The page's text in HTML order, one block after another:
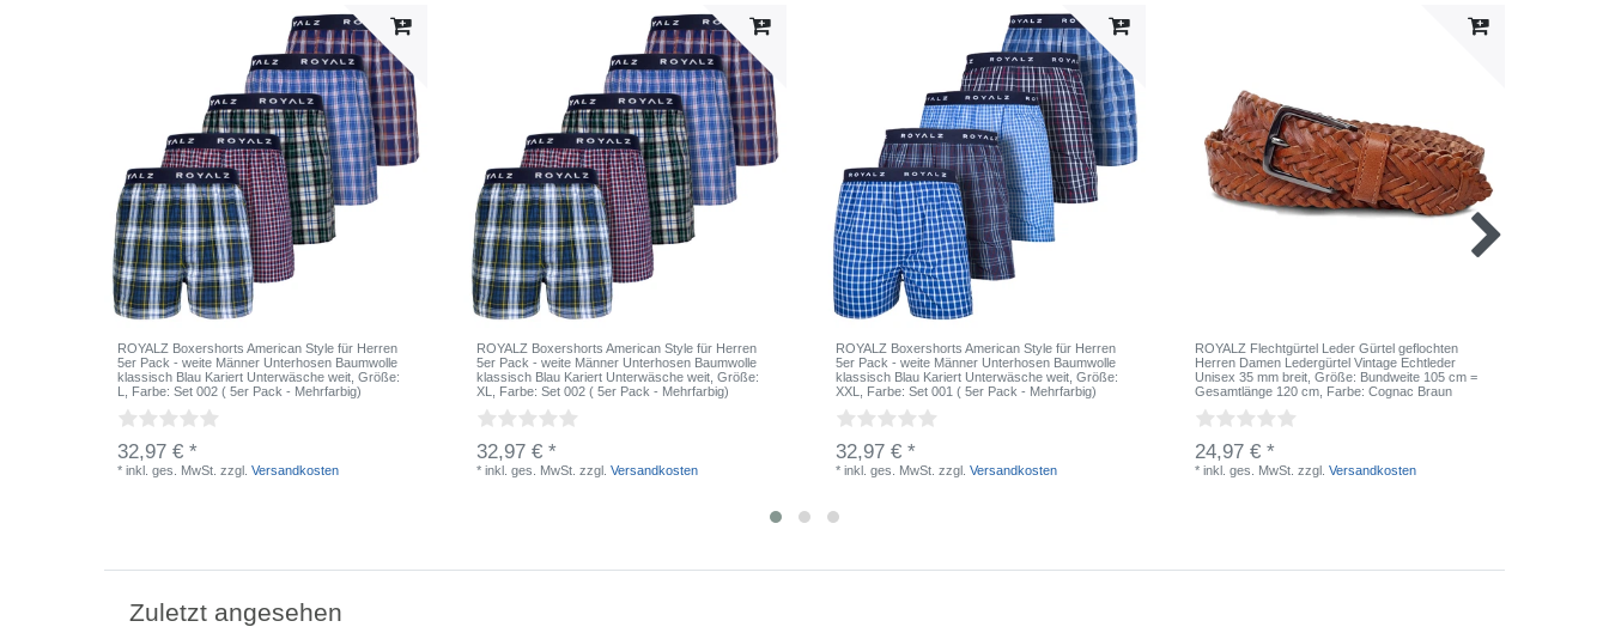
ROYALZ Boxershorts American Style für Herren
5er Pack - weite Männer Unterhosen Baumwolle
klassisch Blau Kariert Unterwäsche weit , Größe:
L
, Farbe: Set 002 ( 5er Pack - Mehrfarbig)
32,97 € *
*inkl. ges. MwSt. zzgl.Versandkosten
ROYALZ Boxershorts American Style für Herren
5er Pack - weite Männer Unterhosen Baumwolle
klassisch Blau Kariert Unterwäsche weit , Größe:
XL
, Farbe: Set 002 ( 5er Pack - Mehrfarbig)
32,97 € *
*inkl. ges. MwSt. zzgl.Versandkosten
ROYALZ Boxershorts American Style für Herren
5er Pack - weite Männer Unterhosen Baumwolle
klassisch Blau Kariert Unterwäsche weit , Größe:
XXL
, Farbe: Set 001 ( 5er Pack - Mehrfarbig)
32,97 € *
*inkl. ges. MwSt. zzgl.Versandkosten
ROYALZ Flechtgürtel Leder Gürtel geflochten
Herren Damen Ledergürtel Vintage Echtleder
Unisex 35 mm breit , Größe: Bundweite 105 cm =
Gesamtlänge 120 cm , Farbe: Cognac Braun
24,97 € *
*inkl. ges. MwSt. zzgl.Versandkosten
Zuletzt angesehen